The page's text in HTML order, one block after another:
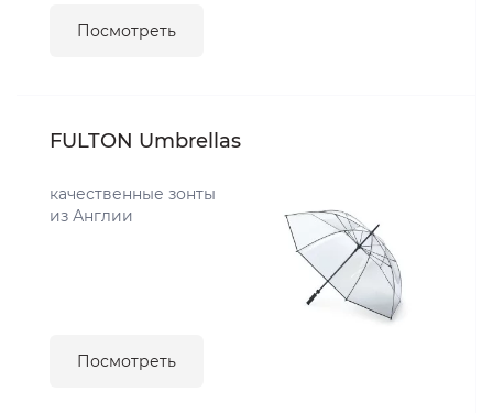
Посмотреть
FULTON Umbrellas
качественные зонты
из Англии
Посмотреть